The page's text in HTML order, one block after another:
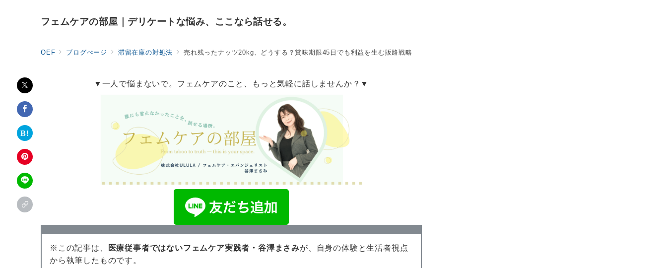
フェムケアの部屋｜デリケートな悩み、ここなら話せる。
OEF ブログぺージ 滞留在庫の対処法 売れ残ったナッツ20kg、どうする？賞味期限45日でも利益を生む販路戦略
▼一人で悩まないで。フェムケアのこと、もっと気軽に話しませんか？▼
※この記事は、 医療従事者ではないフェムケア実践者・谷澤まさみが、自身の体験と生活者視点
から執筆したものです。